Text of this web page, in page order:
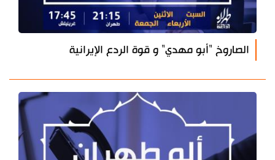
الصاروخ "أبو مهدي" و قوة الردع الإيرانية